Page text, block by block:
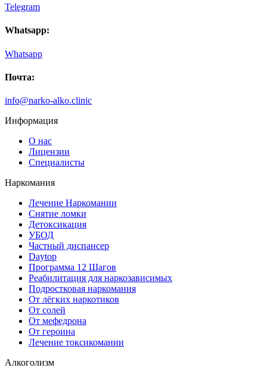
Telegram
Whatsapp:
Whatsapp
Почта:
info@narko-alko.clinic
Информация
О нас
Лицензии
Специалисты
Наркомания
Лечение Наркомании
Снятие ломки
Детоксикация
УБОД
Частный диспансер
Daytop
Программа 12 Шагов
Реабилитация для наркозависимых
Подростковая наркомания
От лёгких наркотиков
От солей
От мефедрона
От героина
Лечение токсикомании
Алкоголизм